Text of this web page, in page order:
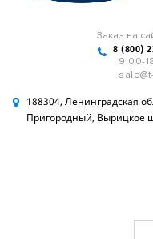
Заказ на
8 (800)
9:00-
188304, Ленинградская
Пригородный, Вырицкое